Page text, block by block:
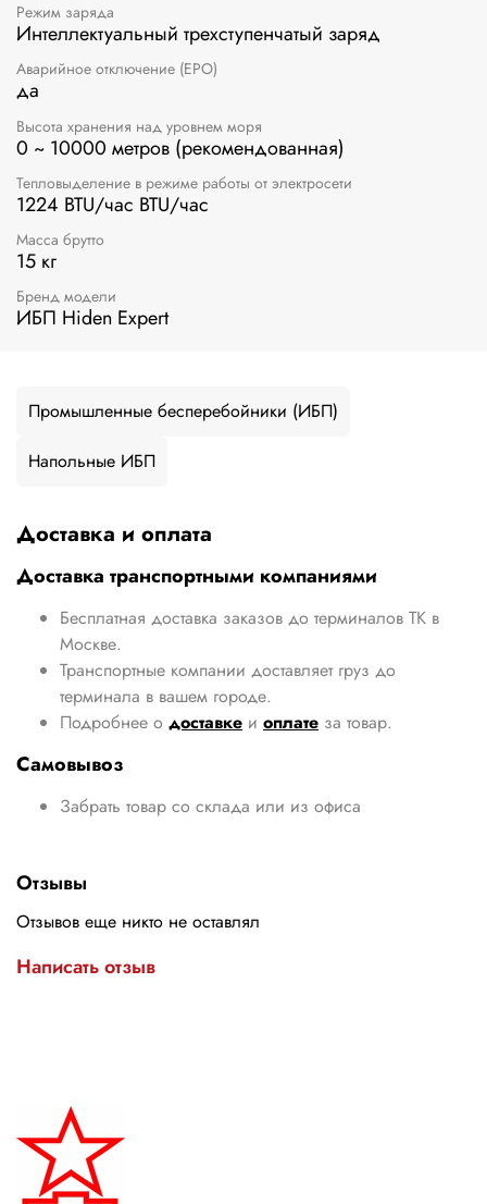
Режим заряда
Интеллектуальный трехступенчатый заряд
Аварийное отключение (EPO)
да
Высота хранения над уровнем моря
0 ~ 10000 метров (рекомендованная)
Тепловыделение в режиме работы от электросети
1224 BTU/час BTU/час
Масса брутто
15 кг
Бренд модели
ИБП Hiden Expert
Промышленные бесперебойники (ИБП)
Напольные ИБП
Доставка и оплата
Доставка транспортными компаниями
Бесплатная доставка заказов до терминалов ТК в
Москве.
Транспортные компании доставляет груз до
терминала в вашем городе.
Подробнее о доставке и оплате за товар.
Самовывоз
Забрать товар со склада или из офиса
Отзывы
Отзывов еще никто не оставлял
Написать отзыв